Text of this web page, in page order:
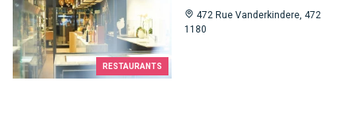
RESTAURANTS
472 Rue Vanderkindere, 472
1180